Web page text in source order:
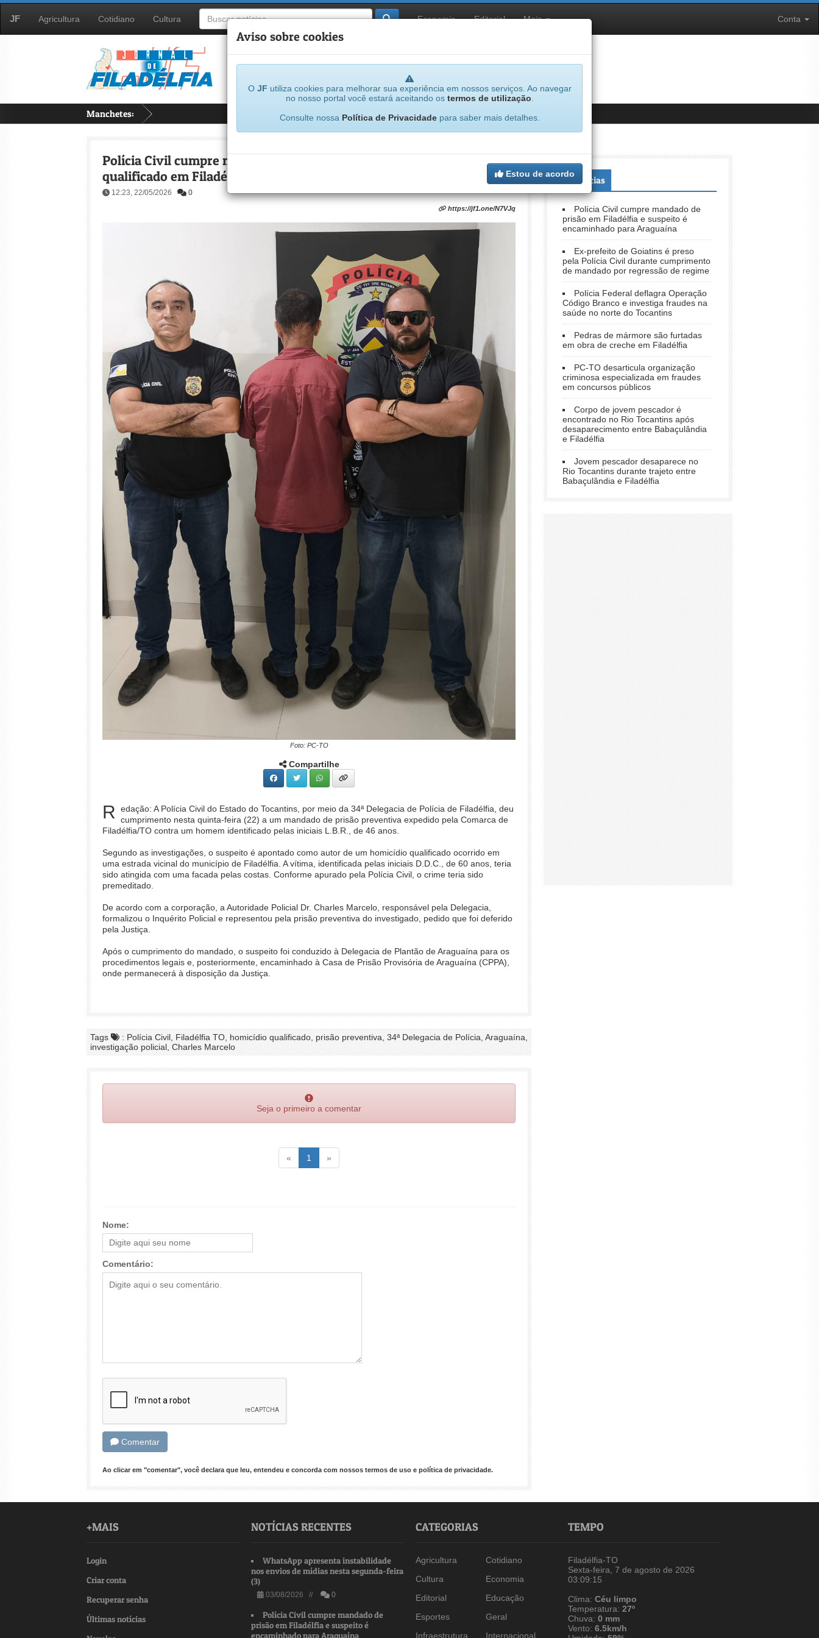
JF Agricultura Cotidiano Cultura Economia Editorial Mais Conta
Manchetes:
Aviso sobre cookies
O JF utiliza cookies para melhorar sua experiência em nossos serviços. Ao navegar
no nosso portal você estará aceitando os termos de utilização
Consulte nossa Política de Privacidadepara saber mais detalhes.
Estou de acordo
Polícia Civil cumpre mandado de prisão preventiva por homicídio
qualificado em Filadélfia
12:23, 22/05/2026 0
https://jf1.one/N7VJq
Foto: PC-TO
Compartilhe
R
edação: A Polícia Civil do Estado do Tocantins, por meio da 34ª Delegacia de Polícia de Filadélfia, deu
cumprimento nesta quinta-feira (22) a um mandado de prisão preventiva expedido pela Comarca de
Filadélfia/TO contra um homem identificado pelas iniciais L.B.R., de 46 anos.
Segundo as investigações, o suspeito é apontado como autor de um homicídio qualificado ocorrido em
uma estrada vicinal do município de Filadélfia. A vítima, identificada pelas iniciais D.D.C., de 60 anos, teria
sido atingida com uma facada pelas costas. Conforme apurado pela Polícia Civil, o crime teria sido
premeditado.
De acordo com a corporação, a Autoridade Policial Dr. Charles Marcelo, responsável pela Delegacia,
formalizou o Inquérito Policial e representou pela prisão preventiva do investigado, pedido que foi deferido
pela Justiça.
Após o cumprimento do mandado, o suspeito foi conduzido à Delegacia de Plantão de Araguaína para os
procedimentos legais e, posteriormente, encaminhado à Casa de Prisão Provisória de Araguaína (CPPA),
onde permanecerá à disposição da Justiça.
Tags
: Polícia Civil, Filadélfia TO, homicídio qualificado, prisão preventiva, 34ª Delegacia de Polícia, Araguaína,
investigação policial, Charles Marcelo
Seja o primeiro a comentar
« Voltar1 (atual)
»
Nome:
Comentário:
Comentar
Ao clicar em "comentar", você declara que leu, entendeu e concorda com nossos termos de uso e política de privacidade.
+Notícias
Polícia Civil cumpre mandado de
prisão em Filadélfia e suspeito é
encaminhado para Araguaína
Ex-prefeito de Goiatins é preso
pela Polícia Civil durante cumprimento
de mandado por regressão de regime
Polícia Federal deflagra Operação
Código Branco e investiga fraudes na
saúde no norte do Tocantins
Pedras de mármore são furtadas
em obra de creche em Filadélfia
PC-TO desarticula organização
criminosa especializada em fraudes
em concursos públicos
Corpo de jovem pescador é
encontrado no Rio Tocantins após
desaparecimento entre Babaçulândia
e Filadélfia
Jovem pescador desaparece no
Rio Tocantins durante trajeto entre
Babaçulândia e Filadélfia
+MAIS
Login
Criar conta
Recuperar senha
Últimas notícias
NOTÍCIAS RECENTES
WhatsApp apresenta instabilidade
nos envios de mídias nesta segunda-feira
(3)
03/08/2026 // 0
Polícia Civil cumpre mandado de
prisão em Filadélfia e suspeito é
encaminhado para Araguaína
CATEGORIAS
Agricultura
Cotidiano
Cultura
Economia
Editorial
Educação
Esportes
Geral
Infraestrutura
Internacional
TEMPO
Filadélfia-TO
Sexta-feira, 7 de agosto de 2026
03:09:16
Clima: Céu limpo
Temperatura: 27º
Chuva: 0 mm
Vento: 6.5km/h